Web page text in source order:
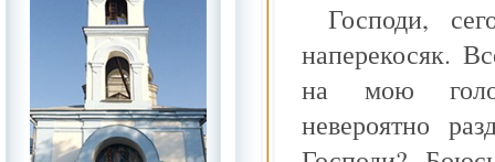
Господи,
наперекосяк.
на мою
невероятно